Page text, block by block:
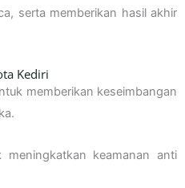
serta memberikan hasil akhir
Kediri
memberikan keseimbangan
meningkatkan keamanan anti